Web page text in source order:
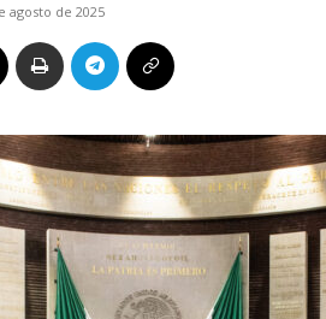
agosto de 2025